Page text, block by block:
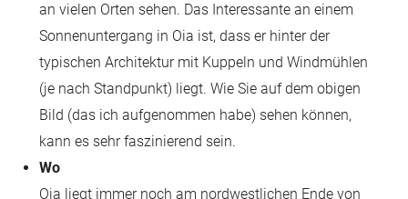
an vielen Orten sehen. Das Interessante an einem
Sonnenuntergang in Oia ist, dass er hinter der
typischen Architektur mit Kuppeln und Windmühlen
(je nach Standpunkt) liegt. Wie Sie auf dem obigen
Bild (das ich aufgenommen habe) sehen können,
kann es sehr faszinierend sein.
Wo
Oia liegt immer noch am nordwestlichen Ende von